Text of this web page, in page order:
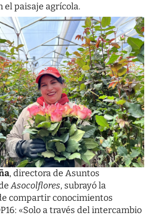
el paisaje agrícola.
, directora de Asuntos
Asocolflores, subrayó la
compartir conocimientos
«Solo a través del intercambio